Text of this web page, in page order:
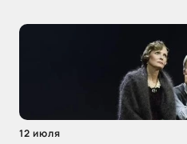
12 июля